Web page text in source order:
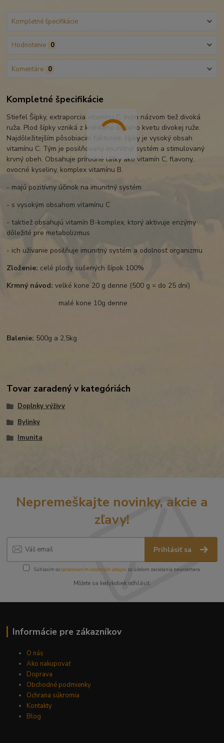
Kompletné špecifikácie
Hodnotenie 0
Komentáre 0
Kompletné špecifikácie
Stiefel Šípky, extraporcia vitamínu C. Iným názvom tiež divoká
ruža. Plod šípky vzniká z krehkého bieleho kvetu divokej ruže.
Najdôležitejším pôsobiacim faktorom šípky je vysoký obsah
vitamínu C. Tým je posilňovaný imunitnýí systém a stimulovaný
krvný obeh. Obsahuje prírodné látky ako vitamín C, flavony,
ovocné kyseliny, komplex vitamínu B.
- majú pozitívny účinok na imunitný systém
- s vysokým obsahom vitamínu C
- taktiež obsahujú vitamín B-komplex, ktorý aktivuje enzýmy
dôležité pre metabolizmus
- ich užívanie posilňuje imunitný systém a odolnosť organizmu
Zloženie: celé plody sušených šípok 100%
Krmný návod: velké kone 20 g denne (500 g = do 25 dní)
malé kone 10g denne
Balenie: 500g a 2,5kg
Tovar zaradený v kategóriách
Doplnky výživy
Bylinky
Imunita
Nepremeškajte novinky, akcie a
zľavy!
Prihlásiť sa
Súhlasím sospracovaním osobných údajov za účelom zasielania newslettera.
Môžete sa kedykoľvek odhlásiť.
Informácie pre zákazníkov
O nás
Ako nakupovať
Doprava
Obchodné podmienky
Ochrana súkromia
Kontakty
Blog